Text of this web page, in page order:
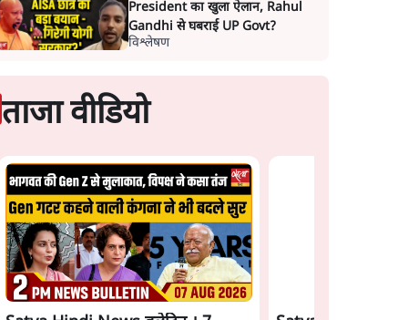
President का खुला ऐलान, Rahul
Gandhi से घबराई UP Govt?
विश्लेषण
ताजा वीडियो